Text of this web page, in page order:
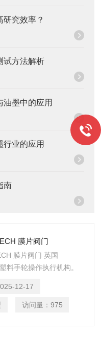
究效率？
试方法解析
油墨中的应用
行业的应用
南
膜片阀门
膜片阀门 英国
料手轮操作执行机构。
的轮廓，可以消除污垢的
耐腐蚀性。
12-17
访问量： 975